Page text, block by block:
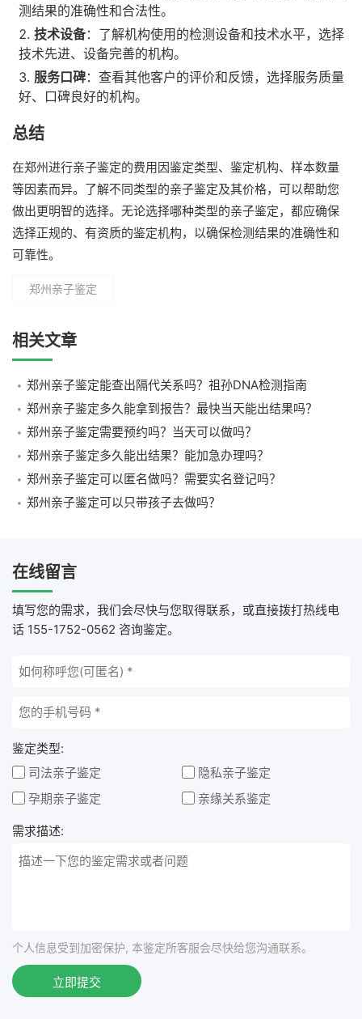
测结果的准确性和合法性。
技术设备：了解机构使用的检测设备和技术水平，选择
技术先进、设备完善的机构。
服务口碑：查看其他客户的评价和反馈，选择服务质量
好、口碑良好的机构。
总结
在郑州进行亲子鉴定的费用因鉴定类型、鉴定机构、样本数量
等因素而异。了解不同类型的亲子鉴定及其价格，可以帮助您
做出更明智的选择。无论选择哪种类型的亲子鉴定，都应确保
选择正规的、有资质的鉴定机构，以确保检测结果的准确性和
可靠性。
郑州亲子鉴定
相关文章
郑州亲子鉴定能查出隔代关系吗？祖孙DNA检测指南
郑州亲子鉴定多久能拿到报告？最快当天能出结果吗？
郑州亲子鉴定需要预约吗？当天可以做吗？
郑州亲子鉴定多久能出结果？能加急办理吗？
郑州亲子鉴定可以匿名做吗？需要实名登记吗？
郑州亲子鉴定可以只带孩子去做吗？
在线留言
填写您的需求，我们会尽快与您取得联系，或直接拨打热线电
话 155-1752-0562 咨询鉴定。
鉴定类型:
司法亲子鉴定
隐私亲子鉴定
孕期亲子鉴定
亲缘关系鉴定
需求描述:
个人信息受到加密保护, 本鉴定所客服会尽快给您沟通联系。
立即提交